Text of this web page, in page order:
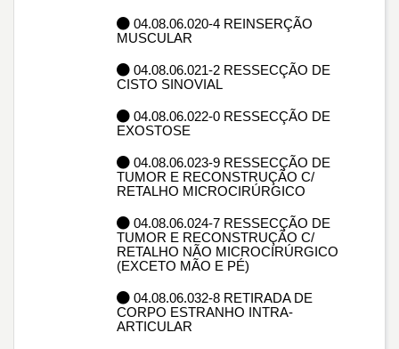
04.08.06.020-4 REINSERÇÃO
MUSCULAR
04.08.06.021-2 RESSECÇÃO DE
CISTO SINOVIAL
04.08.06.022-0 RESSECÇÃO DE
EXOSTOSE
04.08.06.023-9 RESSECÇÃO DE
TUMOR E RECONSTRUÇÃO C/
RETALHO MICROCIRÚRGICO
04.08.06.024-7 RESSECÇÃO DE
TUMOR E RECONSTRUÇÃO C/
RETALHO NÃO MICROCIRÚRGICO
(EXCETO MÃO E PÉ)
04.08.06.032-8 RETIRADA DE
CORPO ESTRANHO INTRA-
ARTICULAR